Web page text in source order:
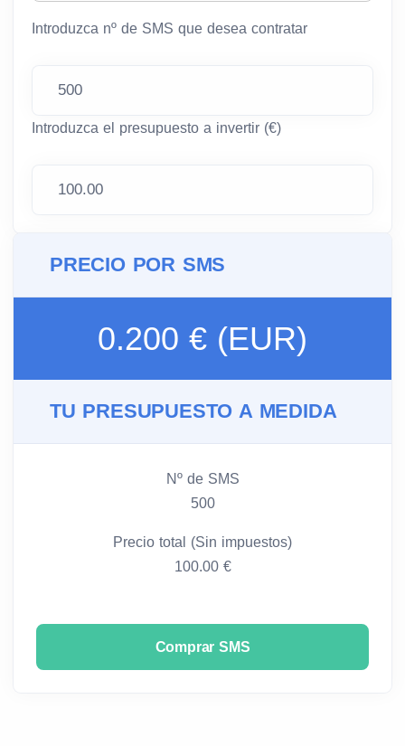
Introduzca nº de SMS que desea contratar
Introduzca el presupuesto a invertir (€)
PRECIO POR SMS
0.200 € (EUR)
TU PRESUPUESTO A MEDIDA
Nº de SMS
500
Precio total (Sin impuestos)
100.00 €
Comprar SMS